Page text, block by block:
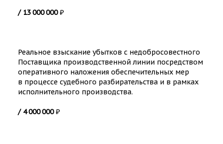
/ 13 000 000₽
Реальное взыскание убытков с недобросовестного
Поставщика производственной линии посредством
оперативного наложения обеспечительных мер
в процессе судебного разбирательства и в рамках
исполнительного производства.
/ 4 000 000₽